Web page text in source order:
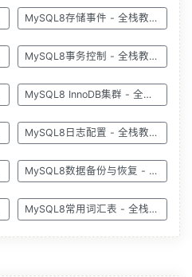
MySQL8存储事件 - 全栈教程之MySQL8教程
MySQL8事务控制 - 全栈教程之MySQL8教程
MySQL8 InnoDB集群 - 全栈教程之MySQL8教程
MySQL8日志配置 - 全栈教程之MySQL8教程
MySQL8数据备份与恢复 - 全栈教程之MySQL8教程
MySQL8常用词汇表 - 全栈教程之MySQL8教程